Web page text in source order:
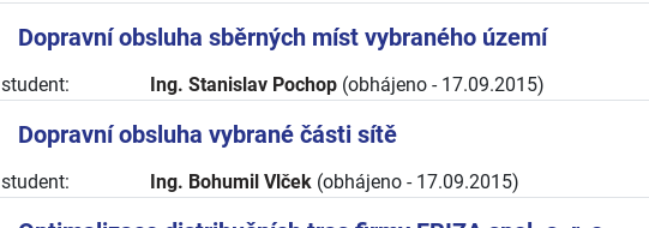
Dopravní obsluha sběrných míst vybraného území
student: Ing. Stanislav Pochop(obhájeno - 17.09.2015)
Dopravní obsluha vybrané části sítě
student: Ing. Bohumil Vlček(obhájeno - 17.09.2015)